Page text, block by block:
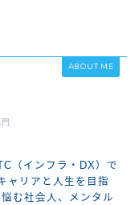
ABOUT ME
（インフラ・DX）で
ャリアと人生を目指
む社会人、メンタル